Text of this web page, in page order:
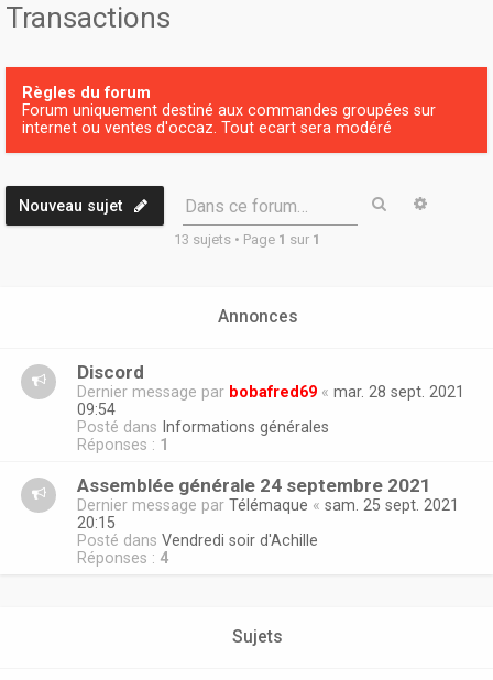
Transactions
Règles du forum
Forum uniquement destiné aux commandes groupées sur
internet ou ventes d'occaz. Tout ecart sera modéré
Nouveau sujet Dans ce forum… Rechercher
13 sujets • Page 1 sur 1
Annonces
Discord
Dernier message par bobafred69 « mar. 28 sept. 2021
09:54
Posté dans Informations générales
Réponses : 1
Assemblée générale 24 septembre 2021
Dernier message par Télémaque « sam. 25 sept. 2021
20:15
Posté dans Vendredi soir d'Achille
Réponses : 4
Sujets